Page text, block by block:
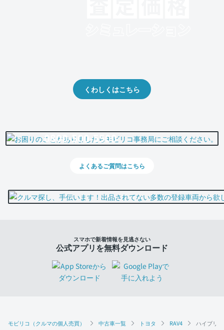
モビリコ（クルマの個人売買） 中古車一覧 トヨタ RAV4 ハイブリ
くわしくはこちら
0800-500-5500
よくあるご質問はこちら
スマホで新着情報を見逃さない
公式アプリを無料ダウンロード